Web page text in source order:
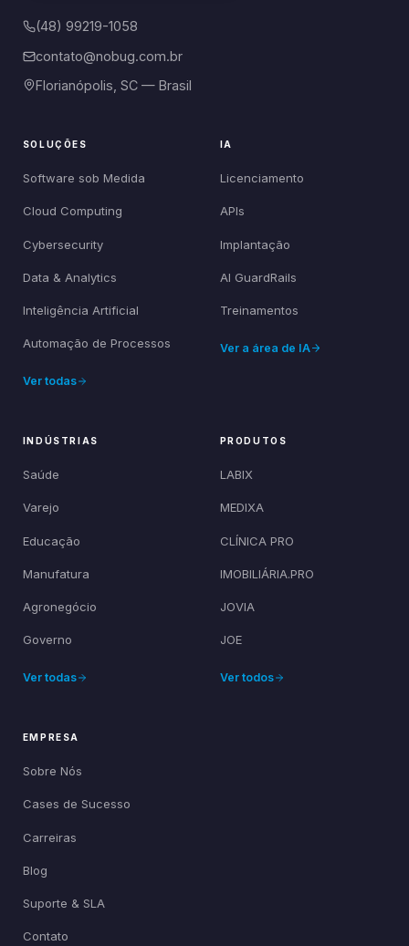
(48) 99219-1058
contato@nobug.com.br
Florianópolis, SC — Brasil
SOLUÇÕES
Software sob Medida
Cloud Computing
Cybersecurity
Data & Analytics
Inteligência Artificial
Automação de Processos
Ver todas
IA
Licenciamento
APIs
Implantação
AI GuardRails
Treinamentos
Ver a área de IA
INDÚSTRIAS
Saúde
Varejo
Educação
Manufatura
Agronegócio
Governo
Ver todas
PRODUTOS
LABIX
MEDIXA
CLÍNICA PRO
IMOBILIÁRIA.PRO
JOVIA
JOE
Ver todos
EMPRESA
Sobre Nós
Cases de Sucesso
Carreiras
Blog
Suporte & SLA
Contato